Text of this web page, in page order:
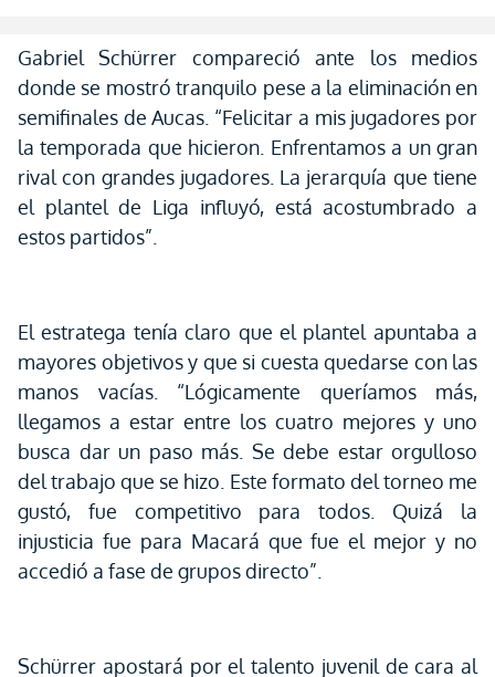
Gabriel Schürrer compareció ante los medios
donde se mostró tranquilo pese a la eliminación en
semifinales de Aucas. “Felicitar a mis jugadores por
la temporada que hicieron. Enfrentamos a un gran
rival con grandes jugadores. La jerarquía que tiene
el plantel de Liga influyó, está acostumbrado a
estos partidos”.
El estratega tenía claro que el plantel apuntaba a
mayores objetivos y que si cuesta quedarse con las
manos vacías. “Lógicamente queríamos más,
llegamos a estar entre los cuatro mejores y uno
busca dar un paso más. Se debe estar orgulloso
del trabajo que se hizo. Este formato del torneo me
gustó, fue competitivo para todos. Quizá la
injusticia fue para Macará que fue el mejor y no
accedió a fase de grupos directo”.
Schürrer apostará por el talento juvenil de cara al